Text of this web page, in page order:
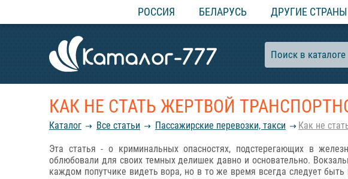
РОССИЯ БЕЛАРУСЬ ДРУГИЕ СТРАНЫ
КАК НЕ СТАТЬ ЖЕРТВОЙ
Каталог Все статьи Пассажирские перевозки, такси Как не
Эта статья - о криминальных опасностях, подстерегающих в
облюбовали для своих темных делишек давно и основательно.
каждом попутчике видеть вора, но в то же время всегда следует